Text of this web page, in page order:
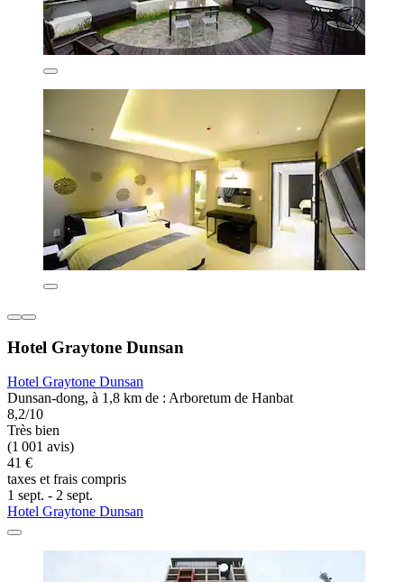
Hotel Graytone Dunsan
Hotel Graytone Dunsan
Dunsan-dong, à 1,8 km de : Arboretum de Hanbat
8,2/10
Très bien
(1 001 avis)
41 €
taxes et frais compris
1 sept. - 2 sept.
Hotel Graytone Dunsan